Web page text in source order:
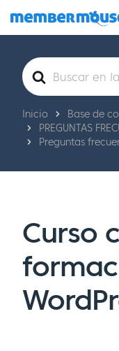
Características
Comenzar
Buscar
Inicio
Base de
PREGUNTAS
Preguntas
Curso